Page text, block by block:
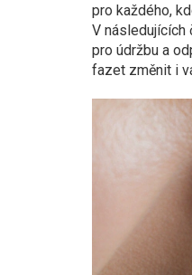
pro každého,
V následujících
pro údržbu a
fazet změnit i